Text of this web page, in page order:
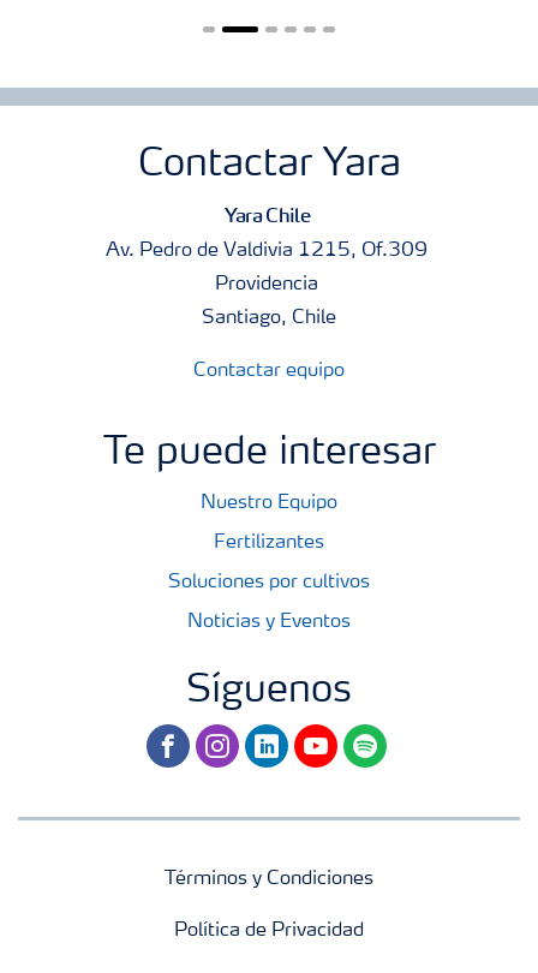
Contactar Yara
Yara Chile
Av. Pedro de Valdivia 1215, Of.309
Providencia
Santiago, Chile
Contactar equipo
Te puede interesar
Nuestro Equipo
Fertilizantes
Soluciones por cultivos
Noticias y Eventos
Síguenos
facebookinstagram
linkedinyoutubespotify
Términos y Condiciones
Política de Privacidad